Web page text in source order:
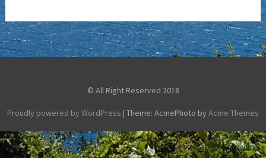
© All Right Reserved 2018
Proudly powered by WordPress | Theme: AcmePhoto by Acme Themes